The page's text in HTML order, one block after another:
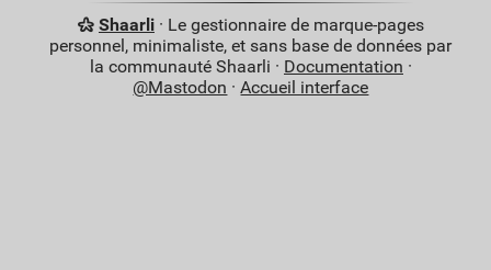
Shaarli· Le gestionnaire de marque-pages
personnel, minimaliste, et sans base de données par
la communauté Shaarli · Documentation ·
@Mastodon ·Accueil interface